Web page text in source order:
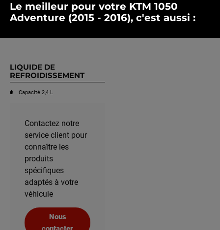
Le meilleur pour votre KTM 1050
Adventure (2015 - 2016), c'est aussi :
LIQUIDE DE
REFROIDISSEMENT
Capacité 2,4 L
Contactez notre
service client pour
connaître les
produits
spécifiques
adaptés à votre
véhicule
Nous